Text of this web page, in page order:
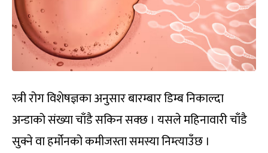
स्त्री रोग विशेषज्ञका अनुसार बारम्बार डिम्ब निकाल्दा
अन्डाको संख्या चाँडै सकिन सक्छ । यसले महिनावारी चाँडै
सुक्ने वा हर्मोनको कमीजस्ता समस्या निम्त्याउँछ ।